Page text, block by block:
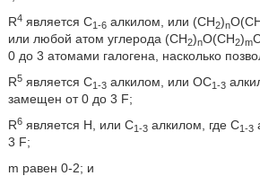
R4является C1-6алкилом, или (CH2)n
или любой атом углерода (CH2)nO(CH2)m
0 до 3 атомами галогена, насколько
R5является C1-3алкилом, или OC1-3
замещен от 0 до 3 F;
R6является H, или C1-3алкилом, где C1-3
3 F;
m равен 0-2; и